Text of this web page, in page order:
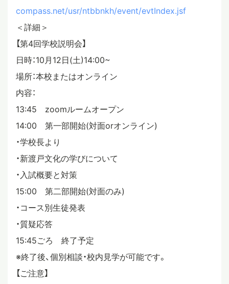
compass.net/usr/ntbbnkh/event/evtIndex.jsf
＜詳細＞
【第4回学校説明会】
日時：10月12日(土)14:00~
場所：本校またはオンライン
内容：
13:45 zoomルームオープン
14:00 第一部開始(対面orオンライン)
・学校長より
・新渡戸文化の学びについて
・入試概要と対策
15:00 第二部開始(対面のみ)
・コース別生徒発表
・質疑応答
15:45ごろ 終了予定
※終了後、個別相談・校内見学が可能です。
【ご注意】